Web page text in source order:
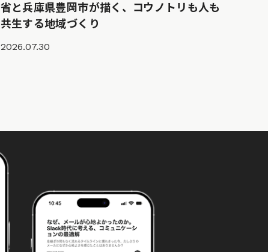
省と兵庫県豊岡市が描く、コウノトリも人も
共生する地域づくり
2026.07.30